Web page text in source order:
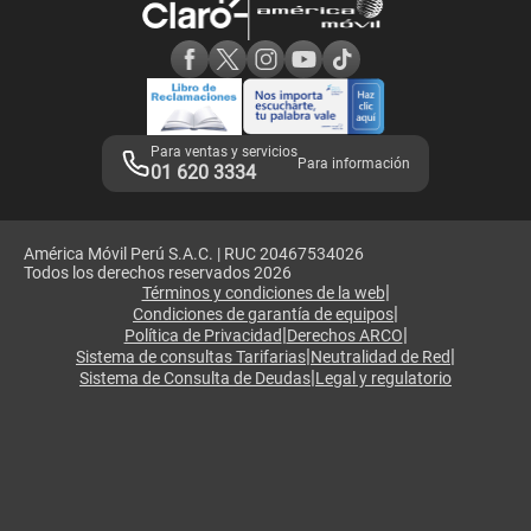
Adquirientes iPhone 6, 6S y SE
Mensaje de Seguridad
Términos y Condiciones de Tienda Claro
Libro de Reclamaciones
Legales de marketplace
Para ventas y servicios
01 620 3334 Para información
América Móvil Perú S.A.C. | RUC 20467534026
Todos los derechos reservados 2026
Términos y condiciones de la web|
Condiciones de garantía de equipos|
Política de Privacidad|Derechos ARCO|
Sistema de consultas Tarifarias|Neutralidad de Red|
Sistema de Consulta de Deudas|Legal y regulatorio